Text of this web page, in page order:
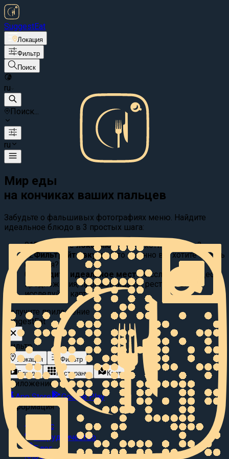
SuggestEat
Локация
Фильтр
Поиск
ru
Поиск...
ru
Мир еды
на кончиках ваших пальцев
Забудьте о фальшивых фотографиях меню. Найдите
идеальное блюдо в 3 простых шага:
01Выберите локацию:
Где вы хотите поесть?
02Фильтруйте вкусы: Что именно вы хотите съесть
сегодня?
03
Найдите идеальное место Исследуйте видео
предложения, просматривайте рестораны или
исследуйте карту.
Получите приложение
SuggestEat
Фильтр
Локация
Фильтр
Блюда
Рестораны Карта
Приложение
App Store
Google Play
Информация
О нас
Сотрудничество
Блог